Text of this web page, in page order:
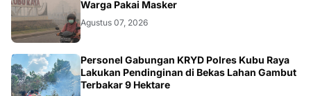
Warga Pakai Masker
Agustus 07, 2026
KALBAR
Personel Gabungan KRYD Polres Kubu Raya
Lakukan Pendinginan di Bekas Lahan Gambut
Terbakar 9 Hektare